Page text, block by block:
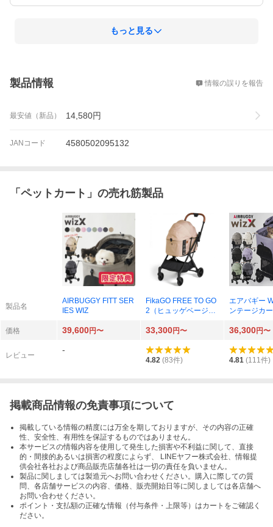
もっと見る
製品情報 情報の誤りを報告
最安値（新品） 14,580円
JANコード 4580502095132
「 ペットカート 」の売れ筋製品
製品名
AIRBUGGY FITT SER
IES WIZ
FikaGO FREE TO GO
2（ヒュッゲベージ
エアバギー
ンテージカ
価格 39,600円〜 33,300円〜 36,300円〜
レビュー
-
4.82 (83件) 4.81 (111 件)
掲載商品情報の免責事項について
掲載している情報の精度には万全を期しておりますが、その内容の正確
性、安全性、有用性を保証するものではありません。
本サービスの情報内容を使用して発生した損害や不利益に関して、直接
的・間接的あるいは損害の程度によらず、 LINEヤフー株式会社、情報提
供会社各社および商品販売店舗各社は一切の責任を負いません。
製品に関しましては製造元へお問い合わせください。購入に際しての質
問、各店舗サービスの内容、価格、販売開始日等に関しましては各店舗へ
お問い合わせください。
ポイント・支払額の正確な情報（付与条件・上限等）はカートをご確認く
ださい。